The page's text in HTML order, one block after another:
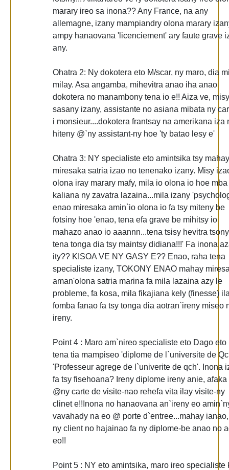
marary ireo sa inona?? Any France, na any
allemagne, izany mampiandry olona marary
ampy hanaovana 'licenciement' ary faute grave
any.
Ohatra 2: Ny dokotera eto M/scar, ny maro, dia
milay. Asa angamba, mihevitra anao iha anao
dokotera no manambony tena io e!! Aiza ve, misy
sasany izany, assistante no asiana mibata ny
i monsieur....dokotera frantsay na amerikana iza
hiteny @`ny assistant-ny hoe 'ty batao lesy e'
Ohatra 3: NY specialiste eto amintsika tsy mahay
miresaka satria izao no tenenako izany. Misy
olona iray marary mafy, mila io olona io hoe mba
kaliana ny zavatra lazaina...mila izany
enao miresaka amin`io olona io fa tsy miteny be
fotsiny hoe 'enao, tena efa grave be mihitsy io
mahazo anao io aaannn...tena tsisy hevitra
tena tonga dia tsy maintsy didiana!!!' Fa inona
ity?? KISOA VE NY GASY E?? Enao, raha tena
specialiste izany, TOKONY ENAO mahay
aman'olona satria marina fa mila lazaina azy le
probleme, fa kosa, mila fikajiana kely (finesse)
fomba fanao fa tsy tonga dia aotran`ireny miseo
ireny.
Point 4 : Maro am`nireo specialiste eto Dago eto
tena tia mampiseo 'diplome de l`universite de
'Professeur agrege de l`univerite de qch'. Inona
fa tsy fisehoana? Ireny diplome ireny anie, afaka
@ny carte de visite-nao rehefa vita ilay visite-ny
clinet e!!Inona no hanaovana an`ireny eo
vavahady na eo @ porte d`entree...mahay
ny client no hajainao fa ny diplome-be anao no
eo!!
Point 5 : NY eto amintsika, maro ireo specialiste